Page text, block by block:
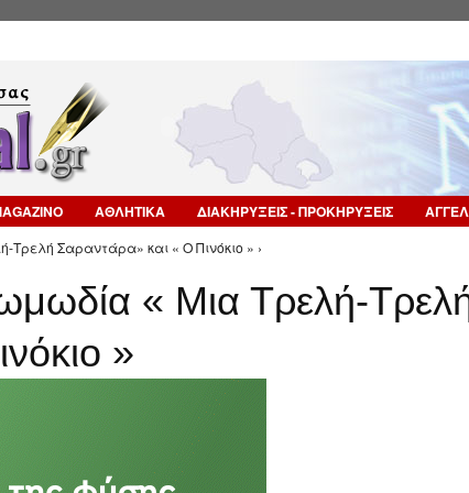
ΑΘΛΗΤΙΚΑ ΔΙΑΚΗΡΥΞΕΙΣ - ΠΡΟΚΗΡΥΞΕΙΣ
Τρελή Σαραντάρα» και « Ο Πινόκιο » ›
« Μια Τρελή-
»